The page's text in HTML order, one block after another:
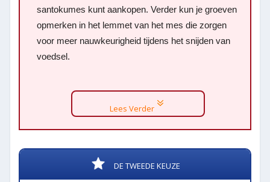
santokumes kunt aankopen. Verder kun je groeven
opmerken in het lemmet van het mes die zorgen
voor meer nauwkeurigheid tijdens het snijden van
voedsel.
Lees Verder
DE TWEEDE KEUZE